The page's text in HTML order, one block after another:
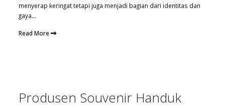
menyerap keringat tetapi juga menjadi bagian dari identitas dan
gaya...
Read More
Produsen Souvenir Handuk